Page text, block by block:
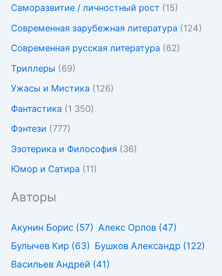
Саморазвитие / личностный рост (15)
Современная зарубежная литература (124)
Современная русская литература (62)
Триллеры (69)
Ужасы и Мистика (126)
Фантастика (1 350)
Фэнтези (777)
Эзотерика и Философия (36)
Юмор и Сатира (11)
Авторы
Акунин Борис (57) Алекс Орлов (47)
Булычев Кир (63) Бушков Александр (122)
Васильев Андрей (41)